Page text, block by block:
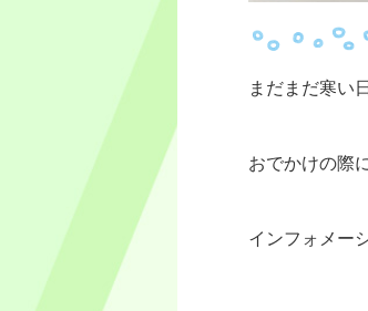
まだまだ寒い
おでかけの際
インフォメー